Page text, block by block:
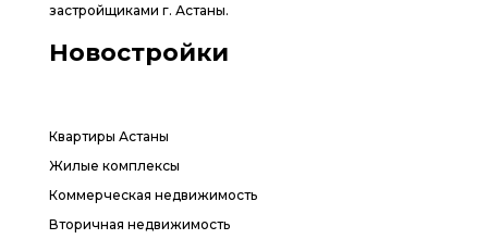
застройщиками г. Астаны.
Новостройки
Квартиры Астаны
Жилые комплексы
Коммерческая недвижимость
Вторичная недвижимость